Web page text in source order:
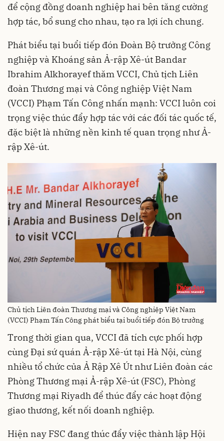
để cộng đồng doanh nghiệp hai bên tăng cường
hợp tác, bổ sung cho nhau, tạo ra lợi ích chung.
Phát biểu tại buổi tiếp đón Đoàn Bộ trưởng Công
nghiệp và Khoáng sản Ả-rập Xê-út Bandar
Ibrahim Alkhorayef thăm VCCI, Chủ tịch Liên
đoàn Thương mại và Công nghiệp Việt Nam
(VCCI) Phạm Tấn Công nhấn mạnh: VCCI luôn coi
trọng việc thúc đẩy hợp tác với các đối tác quốc tế,
đặc biệt là những nền kinh tế quan trọng như Ả-
rập Xê-út.
Chủ tịch Liên đoàn Thương mại và Công nghiệp Việt Nam
(VCCI) Phạm Tấn Công phát biểu tại buổi tiếp đón Bộ trưởng
Trong thời gian qua, VCCI đã tích cực phối hợp
cùng Đại sứ quán Ả-rập Xê-út tại Hà Nội, cùng
nhiều tổ chức của Ả Rập Xê Út như Liên đoàn các
Phòng Thương mại Ả-rập Xê-út (FSC), Phòng
Thương mại Riyadh để thúc đẩy các hoạt động
giao thương, kết nối doanh nghiệp.
Hiện nay FSC đang thúc đẩy việc thành lập Hội